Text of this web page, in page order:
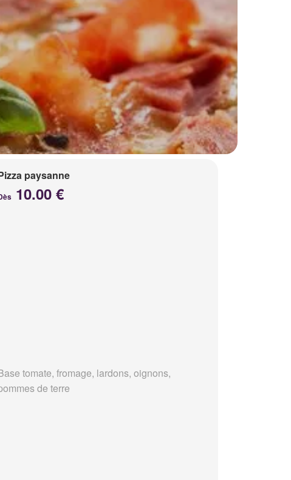
paysanne
10.00 €
tomate, fromage, lardons, oignons,
de terre